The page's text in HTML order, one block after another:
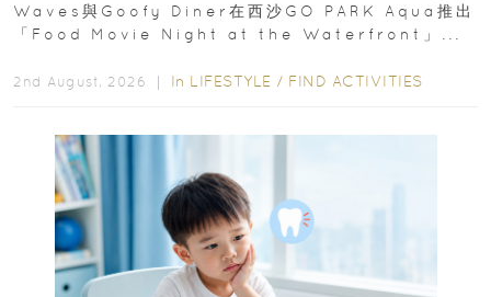
Waves與Goofy Diner在西沙GO PARK Aqua推出
「Food Movie Night at the Waterfront」...
2nd August, 2026 ｜ In LIFESTYLE / FIND ACTIVITIES